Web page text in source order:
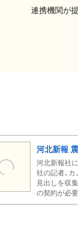
連携機関が
河北新報
河北新報社
社の記者、
見出しを収
の契約が必要